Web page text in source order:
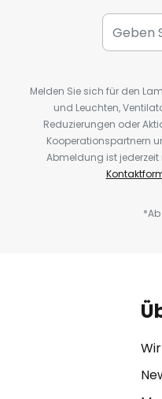
Melden Sie sich für den
und Leuchten,
Reduzierungen oder
Kooperationspartnern
Abmeldung ist jederzeit